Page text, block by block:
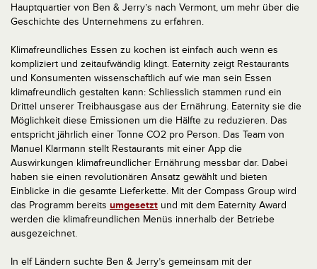
Hauptquartier von Ben & Jerry’s nach Vermont, um mehr über die
Geschichte des Unternehmens zu erfahren.
Klimafreundliches Essen zu kochen ist einfach auch wenn es
kompliziert und zeitaufwändig klingt. Eaternity zeigt Restaurants
und Konsumenten wissenschaftlich auf wie man sein Essen
klimafreundlich gestalten kann: Schliesslich stammen rund ein
Drittel unserer Treibhausgase aus der Ernährung. Eaternity sie die
Möglichkeit diese Emissionen um die Hälfte zu reduzieren. Das
entspricht jährlich einer Tonne CO2 pro Person. Das Team von
Manuel Klarmann stellt Restaurants mit einer App die
Auswirkungen klimafreundlicher Ernährung messbar dar. Dabei
haben sie einen revolutionären Ansatz gewählt und bieten
Einblicke in die gesamte Lieferkette. Mit der Compass Group wird
das Programm bereits umgesetzt und mit dem Eaternity Award
werden die klimafreundlichen Menüs innerhalb der Betriebe
ausgezeichnet.
In elf Ländern suchte Ben & Jerry’s gemeinsam mit der